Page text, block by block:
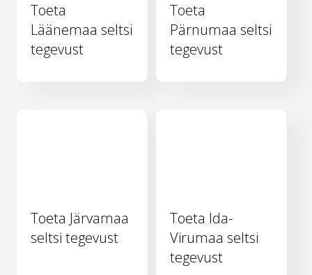
Toeta
Läänemaa seltsi
tegevust
Toeta
Pärnumaa seltsi
tegevust
Toeta Järvamaa
seltsi tegevust
Toeta Ida-
Virumaa seltsi
tegevust